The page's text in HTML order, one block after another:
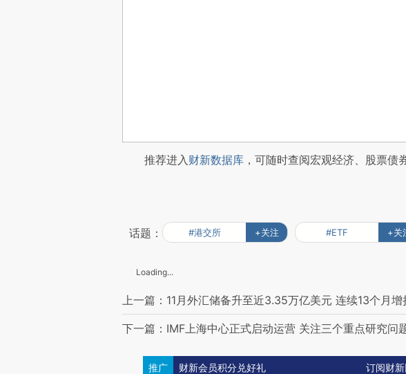
推荐进入财新数据库 ，可随时查阅宏观经济、股票债
话题： #港交所 +关注 #ETF +关
Loading...
上一篇：11月外汇储备升至近3.35万亿美元 连续13个月增
下一篇：IMF上海中心正式启动运营 关注三个重点研究问
推广 财新会员积分兑好礼 订阅财